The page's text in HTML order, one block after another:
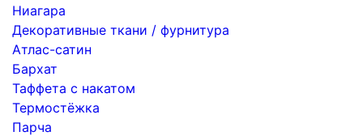
Ниагара
Декоративные ткани / фурнитура
Атлас-сатин
Бархат
Таффета с накатом
Термостёжка
Парча